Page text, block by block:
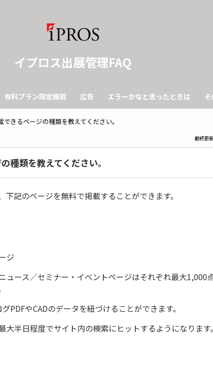
イプロス出展管理FAQ
有料プラン限定機能 広告 エラーかなと思ったときは
できるページの種類を教えてください。
最終更
種類を教えてください。
記のページを無料で掲載することができます。
ジ
ュース／セミナー・イベントページはそれぞれ最大1,000
PDFやCADのデータを紐づけることができます。
大半日程度でサイト内の検索にヒットするようになります。